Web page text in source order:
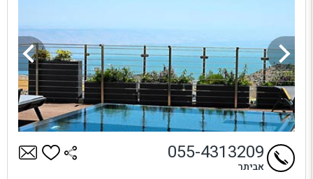
055-4313209
אביתר